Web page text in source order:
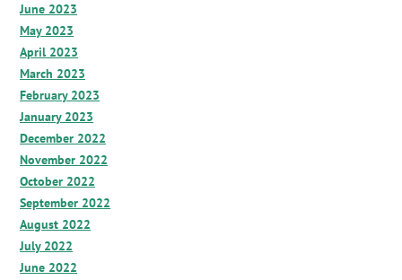
June 2023
May 2023
April 2023
March 2023
February 2023
January 2023
December 2022
November 2022
October 2022
September 2022
August 2022
July 2022
June 2022